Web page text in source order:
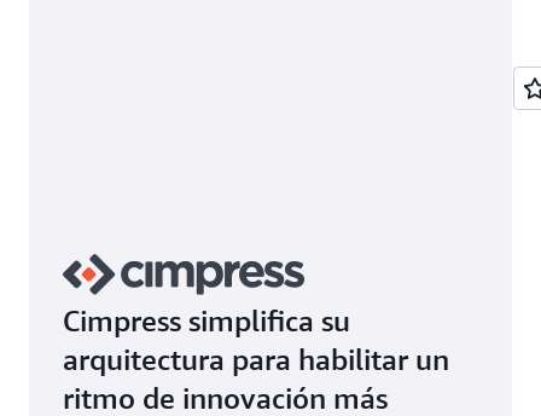
Cimpress simplifica su
arquitectura para habilitar un
ritmo de innovación más